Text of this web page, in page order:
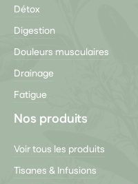
Détox
Digestion
Douleurs musculaires
Drainage
Fatigue
Nos produits
Voir tous les produits
Tisanes & Infusions